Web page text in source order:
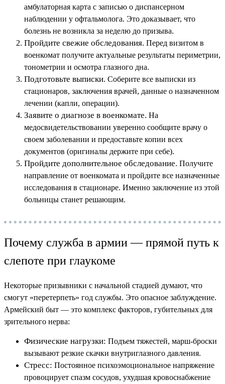
амбулаторная карта с записью о диспансерном
наблюдении у офтальмолога. Это доказывает, что
болезнь не возникла за неделю до призыва.
Пройдите свежие обследования. Перед визитом в
военкомат получите актуальные результаты периметрии,
тонометрии и осмотра глазного дна.
Подготовьте выписки. Соберите все выписки из
стационаров, заключения врачей, данные о назначенном
лечении (капли, операции).
Заявите о диагнозе в военкомате. На
медосвидетельствовании уверенно сообщите врачу о
своем заболевании и предоставьте копии всех
документов (оригиналы держите при себе).
Пройдите дополнительное обследование. Получите
направление от военкомата и пройдите все назначенные
исследования в стационаре. Именно заключение из этой
больницы станет решающим.
Почему служба в армии — прямой путь к
слепоте при глаукоме
Некоторые призывники с начальной стадией думают, что
смогут «перетерпеть» год службы. Это опасное заблуждение.
Армейский быт — это комплекс факторов, губительных для
зрительного нерва:
Физические нагрузки: Подъем тяжестей, марш-броски
вызывают резкие скачки внутриглазного давления.
Стресс: Постоянное психоэмоциональное напряжение
провоцирует спазм сосудов, ухудшая кровоснабжение